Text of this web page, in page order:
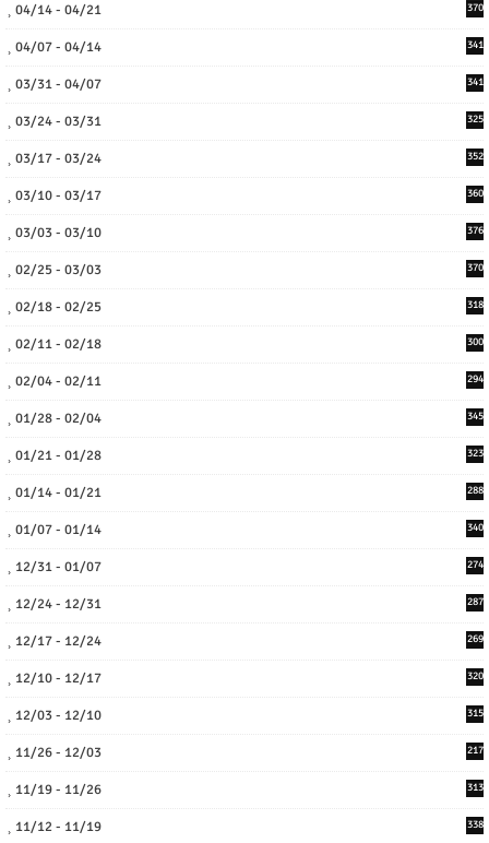
04/14 - 04/21 370
04/07 - 04/14 341
03/31 - 04/07 341
03/24 - 03/31 325
03/17 - 03/24 352
03/10 - 03/17 360
03/03 - 03/10 376
02/25 - 03/03 370
02/18 - 02/25 318
02/11 - 02/18 300
02/04 - 02/11 294
01/28 - 02/04 345
01/21 - 01/28 323
01/14 - 01/21 288
01/07 - 01/14 340
12/31 - 01/07 274
12/24 - 12/31 287
12/17 - 12/24 269
12/10 - 12/17 320
12/03 - 12/10 315
11/26 - 12/03 217
11/19 - 11/26 313
11/12 - 11/19 338